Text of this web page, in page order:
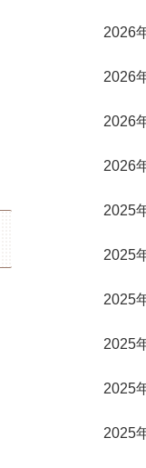
2026
2026
2026
2026
2025
2025
2025
2025
2025
2025